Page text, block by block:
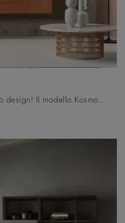
Clicca e scopri le Librerie a muro design! Il modello Kosmos KL216 Moretti Compact Giorno Notte saprà ultimare un soggiorno dinamico e operativo.